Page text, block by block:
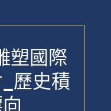
塑國際
歷史積